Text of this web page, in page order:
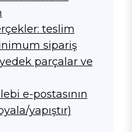
teslim
sipariş
parçalar ve
e-postasının
yapıştır)